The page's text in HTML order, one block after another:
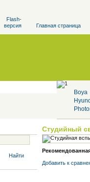
Flash-
версия
Главная страница
Boya
Найти
Студийный
Добавить к